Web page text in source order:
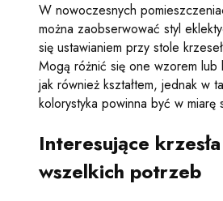
W nowoczesnych
można zaobserwować styl
się ustawianiem przy stole
Mogą różnić się one wzorem lub
jak również kształtem, jednak w
kolorystyka powinna być w miarę
Interesujące
wszelkich potrzeb